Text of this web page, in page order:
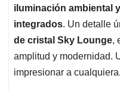
iluminación ambiental
integrados. Un detalle
de cristal Sky Lounge,
amplitud y modernidad.
impresionar a cualquiera.